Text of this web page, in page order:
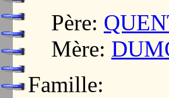
Père:
Mère:
Famille: